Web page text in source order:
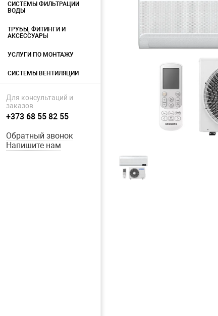
СИСТЕМЫ ФИЛЬТРАЦИИ
ВОДЫ
ТРУБЫ, ФИТИНГИ И
АКСЕССУАРЫ
УСЛУГИ ПО МОНТАЖУ
СИСТЕМЫ ВЕНТИЛЯЦИИ
Для консультаций и
заказов
+373 68 55 82 55
Обратный звонок
Напишите нам